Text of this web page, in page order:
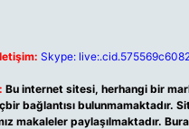
Skype:
Bu internet sitesi, herhangi bir
bağlantısı bulunmamaktadır.
makaleler paylaşılmaktadır.